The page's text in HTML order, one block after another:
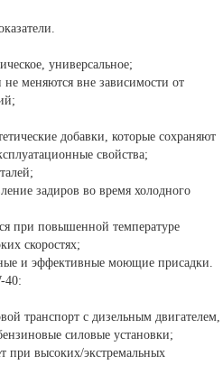
универсальное;
не меняются вне зависимости от
добавки, которые сохраняют
свойства;
задиров во время холодного
при повышенной температуре
скоростях;
и эффективные моющие присадки.
40:
транспорт с дизельным двигателем,
силовые установки;
при высоких/экстремальных